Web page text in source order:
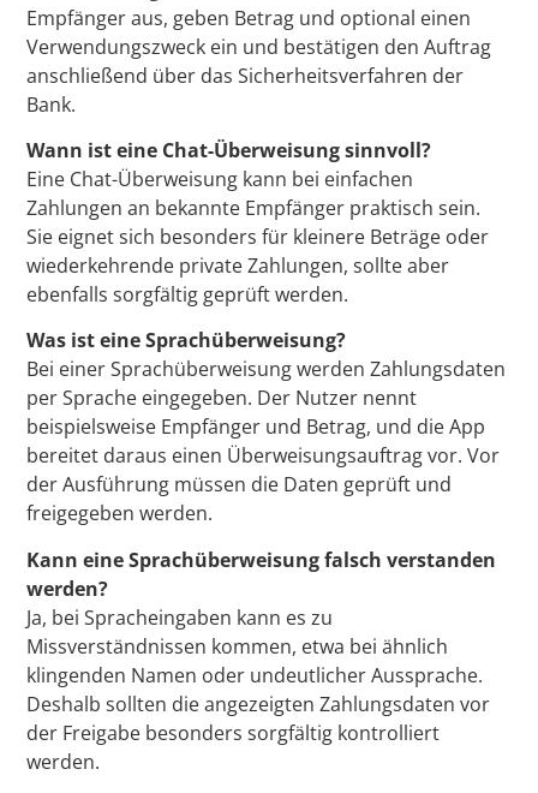
Empfänger aus, geben Betrag und optional einen
Verwendungszweck ein und bestätigen den Auftrag
anschließend über das Sicherheitsverfahren der
Bank.
Wann ist eine Chat-Überweisung sinnvoll?
Eine Chat-Überweisung kann bei einfachen
Zahlungen an bekannte Empfänger praktisch sein.
Sie eignet sich besonders für kleinere Beträge oder
wiederkehrende private Zahlungen, sollte aber
ebenfalls sorgfältig geprüft werden.
Was ist eine Sprachüberweisung?
Bei einer Sprachüberweisung werden Zahlungsdaten
per Sprache eingegeben. Der Nutzer nennt
beispielsweise Empfänger und Betrag, und die App
bereitet daraus einen Überweisungsauftrag vor. Vor
der Ausführung müssen die Daten geprüft und
freigegeben werden.
Kann eine Sprachüberweisung falsch verstanden
werden?
Ja, bei Spracheingaben kann es zu
Missverständnissen kommen, etwa bei ähnlich
klingenden Namen oder undeutlicher Aussprache.
Deshalb sollten die angezeigten Zahlungsdaten vor
der Freigabe besonders sorgfältig kontrolliert
werden.